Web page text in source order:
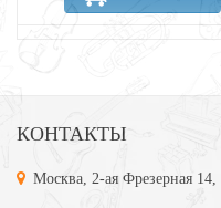
КОНТАКТЫ
Москва, 2-ая Фрезерная